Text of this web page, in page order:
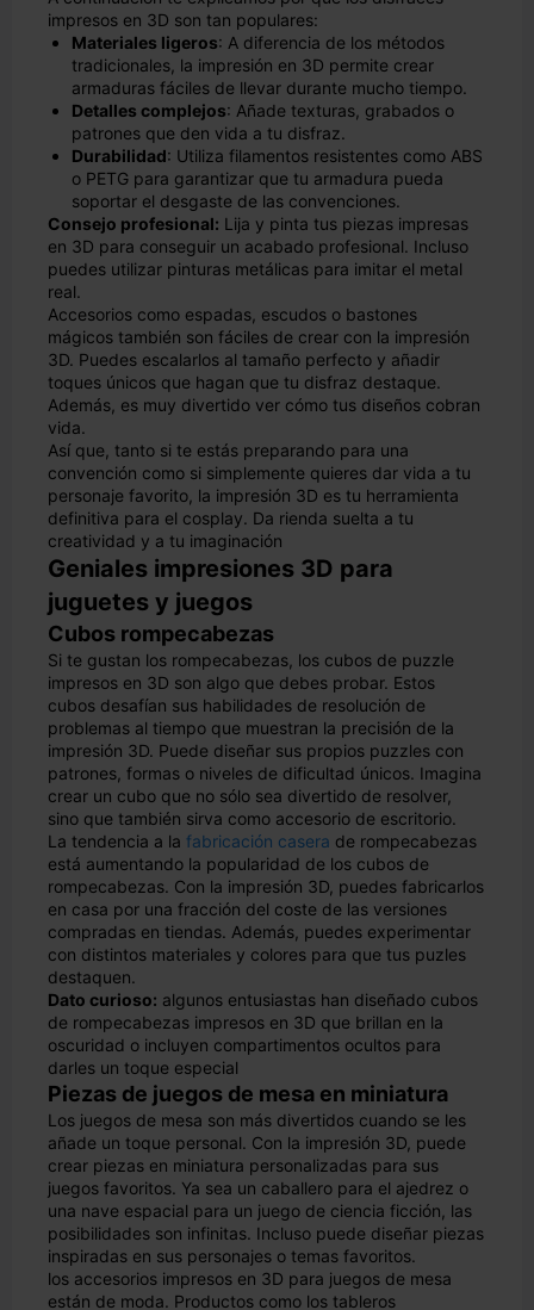
impresos en 3D son tan populares:
Materiales ligeros: A diferencia de los métodos
tradicionales, la impresión en 3D permite crear
armaduras fáciles de llevar durante mucho tiempo.
Detalles complejos: Añade texturas, grabados o
patrones que den vida a tu disfraz.
Durabilidad: Utiliza filamentos resistentes como ABS
o PETG para garantizar que tu armadura pueda
soportar el desgaste de las convenciones.
Consejo profesional: Lija y pinta tus piezas impresas
en 3D para conseguir un acabado profesional. Incluso
puedes utilizar pinturas metálicas para imitar el metal
real.
Accesorios como espadas, escudos o bastones
mágicos también son fáciles de crear con la impresión
3D. Puedes escalarlos al tamaño perfecto y añadir
toques únicos que hagan que tu disfraz destaque.
Además, es muy divertido ver cómo tus diseños cobran
vida.
Así que, tanto si te estás preparando para una
convención como si simplemente quieres dar vida a tu
personaje favorito, la impresión 3D es tu herramienta
definitiva para el cosplay. Da rienda suelta a tu
creatividad y a tu imaginación
Geniales impresiones 3D para
juguetes y juegos
Cubos rompecabezas
Si te gustan los rompecabezas, los cubos de puzzle
impresos en 3D son algo que debes probar. Estos
cubos desafían sus habilidades de resolución de
problemas al tiempo que muestran la precisión de la
impresión 3D. Puede diseñar sus propios puzzles con
patrones, formas o niveles de dificultad únicos. Imagina
crear un cubo que no sólo sea divertido de resolver,
sino que también sirva como accesorio de escritorio.
La tendencia a la fabricación casera de rompecabezas
está aumentando la popularidad de los cubos de
rompecabezas. Con la impresión 3D, puedes fabricarlos
en casa por una fracción del coste de las versiones
compradas en tiendas. Además, puedes experimentar
con distintos materiales y colores para que tus puzles
destaquen.
Dato curioso: algunos entusiastas han diseñado cubos
de rompecabezas impresos en 3D que brillan en la
oscuridad o incluyen compartimentos ocultos para
darles un toque especial
Piezas de juegos de mesa en miniatura
Los juegos de mesa son más divertidos cuando se les
añade un toque personal. Con la impresión 3D, puede
crear piezas en miniatura personalizadas para sus
juegos favoritos. Ya sea un caballero para el ajedrez o
una nave espacial para un juego de ciencia ficción, las
posibilidades son infinitas. Incluso puede diseñar piezas
inspiradas en sus personajes o temas favoritos.
los accesorios impresos en 3D para juegos de mesa
están de moda. Productos como los tableros